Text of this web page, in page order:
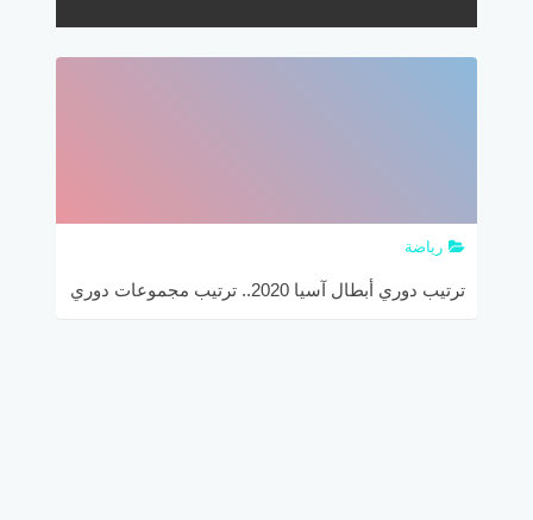
رياضة
ترتيب دوري أبطال آسيا 2020.. ترتيب مجموعات دوري